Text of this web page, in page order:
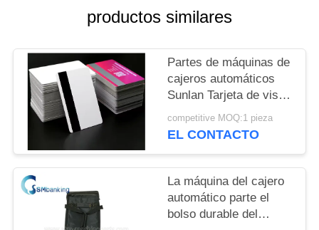
SITIO
PRIVACY
POLICY
productos similares
Partes de máquinas de
cajeros automáticos
Sunlan Tarjeta de visita
NFC Tarjetas digitales
para el servicio
competitive MOQ:1 pieza
EL CONTACTO
La máquina del cajero
automático parte el
bolso durable del